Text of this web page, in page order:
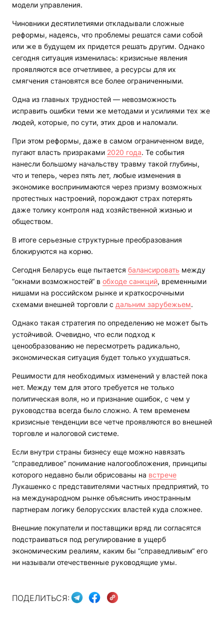
модели управления.
Чиновники десятилетиями откладывали сложные
реформы, надеясь, что проблемы решатся сами собой
или же в будущем их придется решать другим. Однако
сегодня ситуация изменилась: кризисные явления
проявляются все отчетливее, а ресурсы для их
смягчения становятся все более ограниченными.
Одна из главных трудностей — невозможность
исправить ошибки теми же методами и усилиями тех же
людей, которые, по сути, этих дров и наломали.
При этом реформы, даже в самом ограниченном виде,
пугают власть призраками 2020 года. Те события
нанесли большому начальству травму такой глубины,
что и теперь, через пять лет, любые изменения в
экономике воспринимаются через призму возможных
протестных настроений, порождают страх потерять
даже толику контроля над хозяйственной жизнью и
обществом.
В итоге серьезные структурные преобразования
блокируются на корню.
Сегодня Беларусь еще пытается балансировать между
“окнами возможностей“ в обходе санкций, временными
нишами на российском рынке и краткосрочными
схемами внешней торговли с дальним зарубежьем.
Однако такая стратегия по определению не может быть
устойчивой. Очевидно, что если подход к
ценообразованию не пересмотреть радикально,
экономическая ситуация будет только ухудшаться.
Решимости для необходимых изменений у властей пока
нет. Между тем для этого требуется не только
политическая воля, но и признание ошибок, с чем у
руководства всегда было сложно. А тем временем
кризисные тенденции все четче проявляются во внешней
торговле и налоговой системе.
Если внутри страны бизнесу еще можно навязать
“справедливое“ понимание налогообложения, принципы
которого недавно были обрисованы на встрече
Лукашенко с представителями частных предприятий, то
на международном рынке объяснить иностранным
партнерам логику белорусских властей куда сложнее.
Внешние покупатели и поставщики вряд ли согласятся
подстраиваться под регулирование в ущерб
экономическим реалиям, каким бы “справедливым“ его
ни называли отечественные руководящие умы.
ПОДЕЛИТЬСЯ: